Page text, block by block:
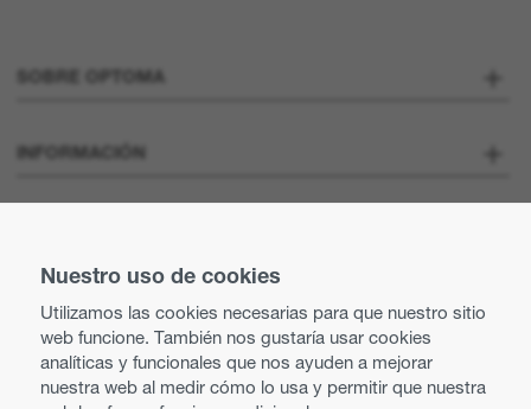
Nuestro uso de cookies
Utilizamos las cookies necesarias para que nuestro sitio
web funcione. También nos gustaría usar cookies
analíticas y funcionales que nos ayuden a mejorar
nuestra web al medir cómo lo usa y permitir que nuestra
SOBRE OPTOMA
Sobre nosotros
Prensa
Prácticas comerciales y éticas
Política de igualdad
INFORMACIÓN
Contacte con nosotros
Búsqueda de distribuidor